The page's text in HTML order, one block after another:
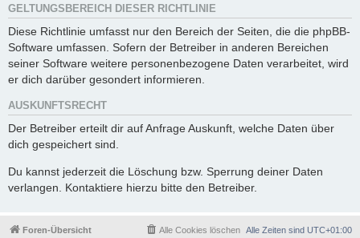
GELTUNGSBEREICH DIESER RICHTLINIE
Diese Richtlinie umfasst nur den Bereich der Seiten, die die phpBB-
Software umfassen. Sofern der Betreiber in anderen Bereichen
seiner Software weitere personenbezogene Daten verarbeitet, wird
er dich darüber gesondert informieren.
AUSKUNFTSRECHT
Der Betreiber erteilt dir auf Anfrage Auskunft, welche Daten über
dich gespeichert sind.
Du kannst jederzeit die Löschung bzw. Sperrung deiner Daten
verlangen. Kontaktiere hierzu bitte den Betreiber.
Foren-Übersicht Alle Zeiten sind UTC+01:00
Alle Cookies löschen